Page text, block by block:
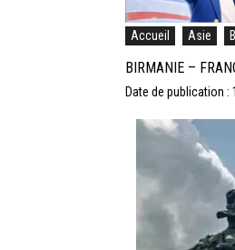
Accueil Asie
BIRMANIE –
Date de publication